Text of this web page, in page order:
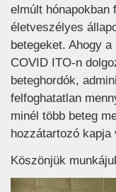
elmúlt hónapokban
életveszélyes
betegeket. Ahogy
COVID ITO-n
beteghordók,
felfoghatatlan
minél több beteg
hozzátartozó
Köszönjük